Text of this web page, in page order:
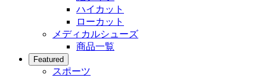
ハイカット
ローカット
メディカルシューズ
商品一覧
Featured
スポーツ